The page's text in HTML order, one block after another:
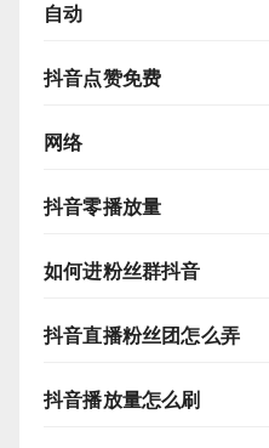
自动
抖音点赞免费
网络
抖音零播放量
如何进粉丝群抖音
抖音直播粉丝团怎么弄
抖音播放量怎么刷